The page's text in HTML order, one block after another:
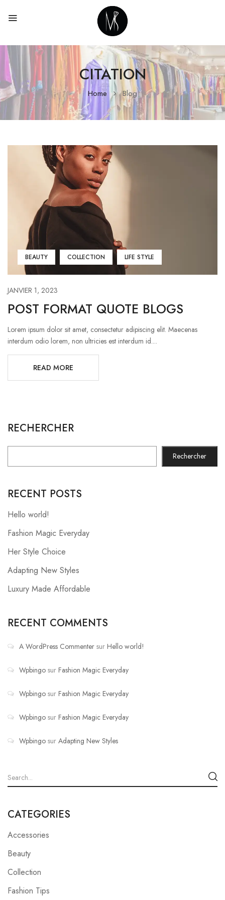
CITATION
Home Blog
BEAUTY COLLECTION LIFE STYLE
JANVIER 1, 2023
POST FORMAT QUOTE BLOGS
Lorem ipsum dolor sit amet, consectetur adipiscing elit. Maecenas
interdum odio lorem, non ultricies est interdum id....
READ MORE
RECHERCHER
Rechercher
RECENT POSTS
Hello world!
Fashion Magic Everyday
Her Style Choice
Adapting New Styles
Luxury Made Affordable
RECENT COMMENTS
A WordPress Commenter sur Hello world!
Wpbingo sur Fashion Magic Everyday
Wpbingo sur Fashion Magic Everyday
Wpbingo sur Fashion Magic Everyday
Wpbingo sur Adapting New Styles
CATEGORIES
Accessories
Beauty
Collection
Fashion Tips